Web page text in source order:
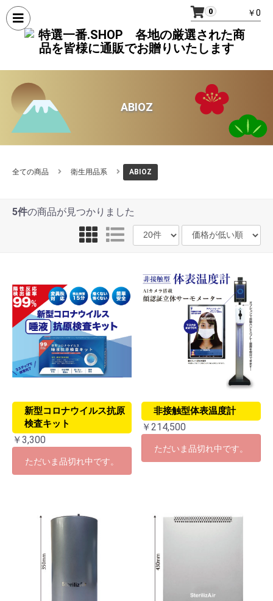
0 ￥0
ABIOZ
全ての商品 衛生用品系 ABIOZ
5件の商品が見つかりました
新型コロナウイルス抗原
検査キット
￥3,300
ただいま品切れ中です。
非接触型体表温度計
￥214,500
ただいま品切れ中です。